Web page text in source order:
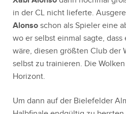
in der CL nicht lieferte.
Alonso schon als Spieler eine
wo er selbst einmal sagte, dass
wäre, diesen größten Club der
selbst zu trainieren. Die
Horizont.
Um dann auf der Bielefelder